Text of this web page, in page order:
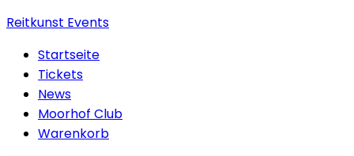
Reitkunst Events
Startseite
Tickets
News
Moorhof Club
Warenkorb